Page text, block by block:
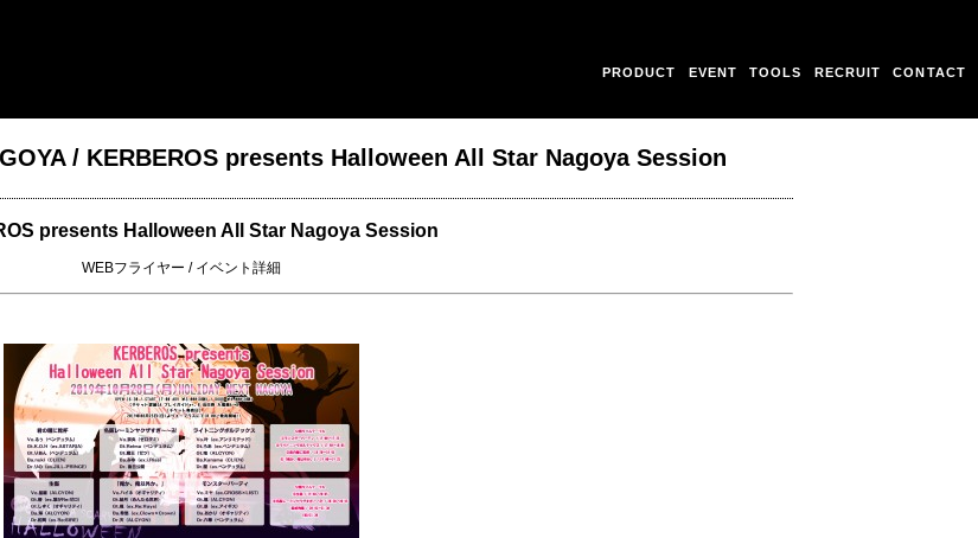
CONTACT
RECRUIT
TOOLS
EVENT
PRODUCT
/ KERBEROS presents Halloween All Star Nagoya Session
presents Halloween All Star Nagoya Session
WEBフライヤー / イベント詳細